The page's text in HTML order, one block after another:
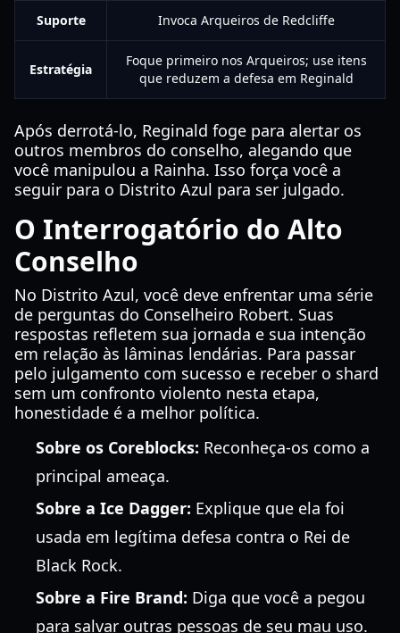
Suporte Invoca Arqueiros de Redcliffe
Estratégia
Foque primeiro nos Arqueiros; use itens
que reduzem a defesa em Reginald
Após derrotá-lo, Reginald foge para alertar os
outros membros do conselho, alegando que
você manipulou a Rainha. Isso força você a
seguir para o Distrito Azul para ser julgado.
O Interrogatório do Alto
Conselho
No Distrito Azul, você deve enfrentar uma série
de perguntas do Conselheiro Robert. Suas
respostas refletem sua jornada e sua intenção
em relação às lâminas lendárias. Para passar
pelo julgamento com sucesso e receber o shard
sem um confronto violento nesta etapa,
honestidade é a melhor política.
Sobre os Coreblocks: Reconheça-os como a
principal ameaça.
Sobre a Ice Dagger: Explique que ela foi
usada em legítima defesa contra o Rei de
Black Rock.
Sobre a Fire Brand: Diga que você a pegou
para salvar outras pessoas de seu mau uso.